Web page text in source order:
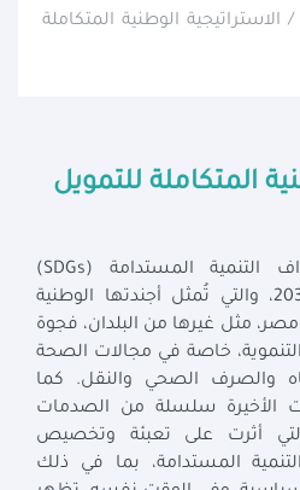
الاستراتيجية الوطنية المتكاملة
المتكاملة للتمويل
تلتزم مصر بتحقيق أهداف التنمية المستدامة (SDGs)
مسترشدة برؤية مصر 2030، والتي تُمثل أجندتها الوطنية
مصر، مثل غيرها من البلدان، فجوة
خاصة في مجالات الصحة
والصرف الصحي والنقل. كما
الأخيرة سلسلة من الصدمات
التي أثرت على تعبئة وتخصيص
المستدامة، بما في ذلك